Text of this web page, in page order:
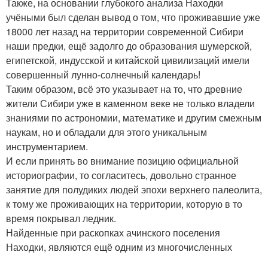
учёными был сделан вывод о том, что проживавшие уже
18000 лет назад на территории современной Сибири
наши предки, ещё задолго до образования шумерской,
египетской, индусской и китайской цивилизаций имели
совершенный лунно-солнечный календарь!
Таким образом, всё это указывает на то, что древние
жители Сибири уже в каменном веке не только владели
знаниями по астрономии, математике и другим смежным
наукам, но и обладали для этого уникальным
инструментарием.
И если принять во внимание позицию официальной
историографии, то согласитесь, довольно странное
занятие для полудиких людей эпохи верхнего палеолита,
к тому же проживающих на территории, которую в то
время покрывал ледник.
Найденные при раскопках ачинского поселения
Находки, являются ещё одним из многочисленных